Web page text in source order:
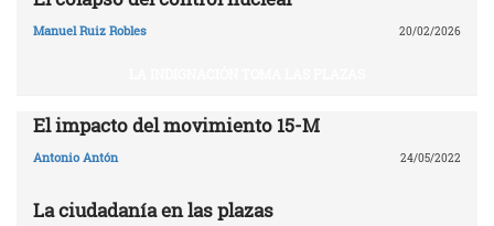
Manuel Ruiz Robles 20/02/2026
El impacto del movimiento 15-M
Antonio Antón 24/05/2022
La ciudadanía en las plazas